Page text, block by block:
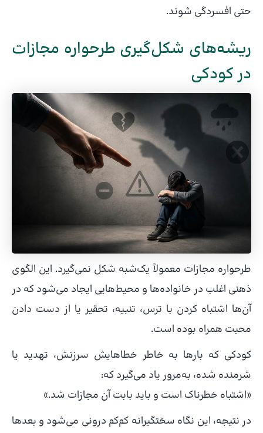
حتی افسردگی شوند.
ریشه‌های شکل‌گیری طرحواره مجازات
در کودکی
طرحواره مجازات معمولاً یک‌شبه شکل نمی‌گیرد. این الگوی
ذهنی اغلب در خانواده‌ها و محیط‌هایی ایجاد می‌شود که در
آن‌ها اشتباه کردن با ترس، تنبیه، تحقیر یا از دست دادن
محبت همراه بوده است.
کودکی که بارها به خاطر خطاهایش سرزنش، تهدید یا
شرمنده شده، به‌مرور یاد می‌گیرد که:
«اشتباه خطرناک است و باید بابت آن مجازات شد.»
در نتیجه، این نگاه سختگیرانه کم‌کم درونی می‌شود و بعدها